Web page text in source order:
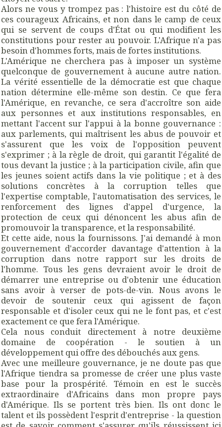
Alors ne vous y trompez pas : l'histoire est du côté de
ces courageux Africains, et non dans le camp de ceux
qui se servent de coups d'État ou qui modifient les
constitutions pour rester au pouvoir. L'Afrique n'a pas
besoin d'hommes forts, mais de fortes institutions.
L'Amérique ne cherchera pas à imposer un système
quelconque de gouvernement à aucune autre nation.
La vérité essentielle de la démocratie est que chaque
nation détermine elle-même son destin. Ce que fera
l'Amérique, en revanche, ce sera d'accroître son aide
aux personnes et aux institutions responsables, en
mettant l'accent sur l'appui à la bonne gouvernance :
aux parlements, qui maîtrisent les abus de pouvoir et
s'assurent que les voix de l'opposition peuvent
s'exprimer ; à la règle de droit, qui garantit l'égalité de
tous devant la justice ; à la participation civile, afin que
les jeunes soient actifs dans la vie politique ; et à des
solutions concrètes à la corruption telles que
l'expertise comptable, l'automatisation des services, le
renforcement des lignes d'appel d'urgence, la
protection de ceux qui dénoncent les abus afin de
promouvoir la transparence, et la responsabilité.
Et cette aide, nous la fournissons. J'ai demandé à mon
gouvernement d'accorder davantage d'attention à la
corruption dans notre rapport sur les droits de
l'homme. Tous les gens devraient avoir le droit de
démarrer une entreprise ou d'obtenir une éducation
sans avoir à verser de pots-de-vin. Nous avons le
devoir de soutenir ceux qui agissent de façon
responsable et d'isoler ceux qui ne le font pas, et c'est
exactement ce que fera l'Amérique.
Cela nous conduit directement à notre deuxième
domaine de coopération - le soutien à un
développement qui offre des débouchés aux gens.
Avec une meilleure gouvernance, je ne doute pas que
l'Afrique tiendra sa promesse de créer une plus vaste
base pour la prospérité. Témoin en est le succès
extraordinaire d'Africains dans mon propre pays
d'Amérique. Ils se portent très bien. Ils ont donc le
talent et ils possèdent l'esprit d'entreprise - la question